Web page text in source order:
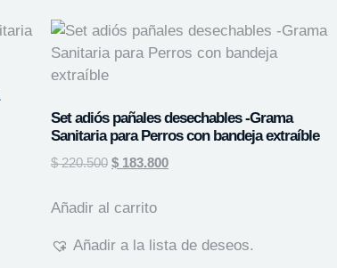
Set adiós pañales desechables -Grama
Sanitaria para Perros con bandeja extraíble
$220.500 $ 183.800
Añadir al carrito
Añadir a la lista de deseos.